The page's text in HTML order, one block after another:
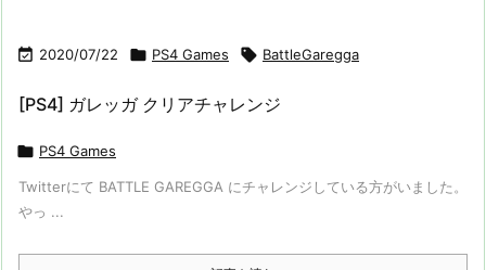
 2020/07/22  PS4 Games  BattleGaregga
[PS4] ガレッガ クリアチャレンジ
 PS4 Games
Twitterにて BATTLE GAREGGA にチャレンジしている方がいました。
やっ ...